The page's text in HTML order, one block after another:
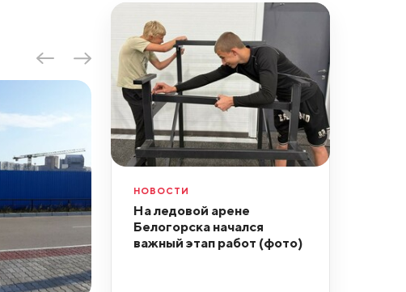
НОВОСТИ
На ледовой арене
Белогорска начался
важный этап работ (фото)